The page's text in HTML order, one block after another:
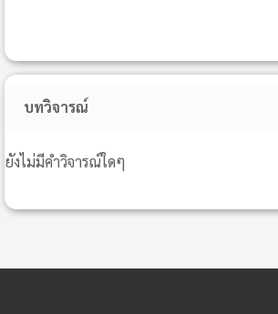
บทวิจารณ์
ยังไม่มีคำวิจารณ์ใดๆ